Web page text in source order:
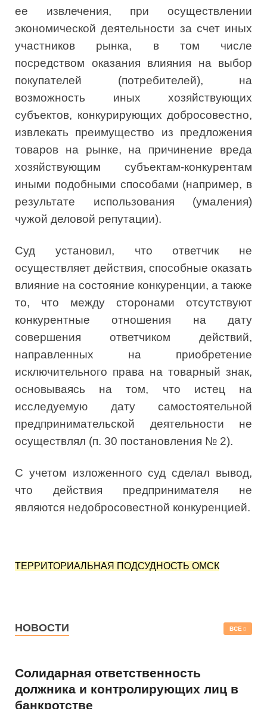
ее извлечения, при осуществлении
экономической деятельности за счет иных
участников рынка, в том числе
посредством оказания влияния на выбор
покупателей (потребителей), на
возможность иных хозяйствующих
субъектов, конкурирующих добросовестно,
извлекать преимущество из предложения
товаров на рынке, на причинение вреда
хозяйствующим субъектам-конкурентам
иными подобными способами (например, в
результате использования (умаления)
чужой деловой репутации).
Суд установил, что ответчик не
осуществляет действия, способные оказать
влияние на состояние конкуренции, а также
то, что между сторонами отсутствуют
конкурентные отношения на дату
совершения ответчиком действий,
направленных на приобретение
исключительного права на товарный знак,
основываясь на том, что истец на
исследуемую дату самостоятельной
предпринимательской деятельности не
осуществлял (п. 30 постановления № 2).
С учетом изложенного суд сделал вывод,
что действия предпринимателя не
являются недобросовестной конкуренцией.
ТЕРРИТОРИАЛЬНАЯ ПОДСУДНОСТЬ ОМСК
НОВОСТИ ВСЕ
Солидарная ответственность
должника и контролирующих лиц в
банкротстве